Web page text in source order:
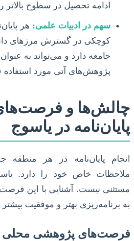
ادامه تحصیل در سطوح بالاتر
سهم در ادبیات علمی: هر
کوچکی در گسترش مرزهای
جامعه دارد و می‌تواند به
پژوهش‌های آتی مورد استفاده
چالش‌ها و
پایان‌نامه در یاسوج
انجام پایان‌نامه در هر منطقه
ملاحظات خاص خود را دارد.
مستثنی نیست. آشنایی با این
به برنامه‌ریزی بهتر و موفقیت
فرصت‌های پژوهشی محلی